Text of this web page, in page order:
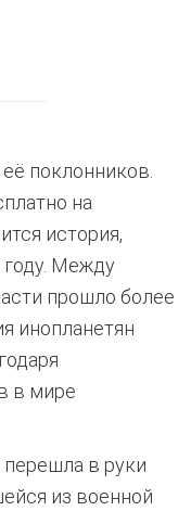
поклонников.
на
история,
году. Между
прошло более
инопланетян
в мире
перешла в руки
из военной